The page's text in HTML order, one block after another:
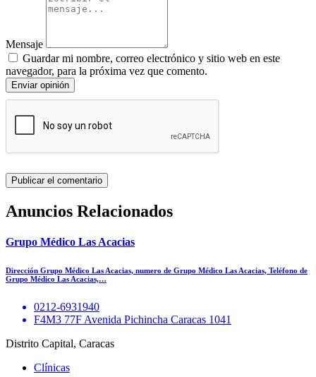
Mensaje
Guardar mi nombre, correo electrónico y sitio web en este
navegador, para la próxima vez que comento.
Enviar opinión
Anuncios Relacionados
Grupo Médico Las Acacias
Dirección Grupo Médico Las Acacias, numero de Grupo Médico Las Acacias, Teléfono de
Grupo Médico Las Acacias,…
0212-6931940
F4M3 77F Avenida Pichincha Caracas 1041
Distrito Capital, Caracas
Clínicas